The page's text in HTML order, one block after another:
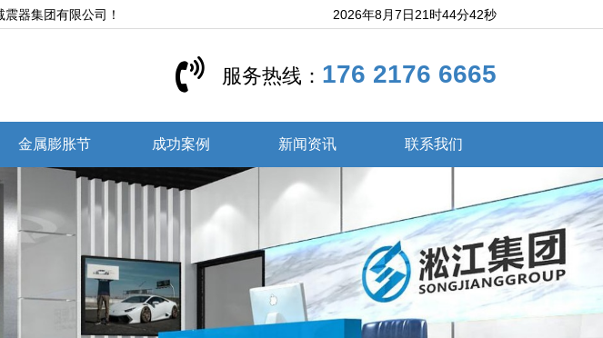
器集团有限公司！ 2026年8月7日21时44分42秒
服务热线： 176 2176 6665
金属膨胀节 成功案例 新闻资讯 联系我们